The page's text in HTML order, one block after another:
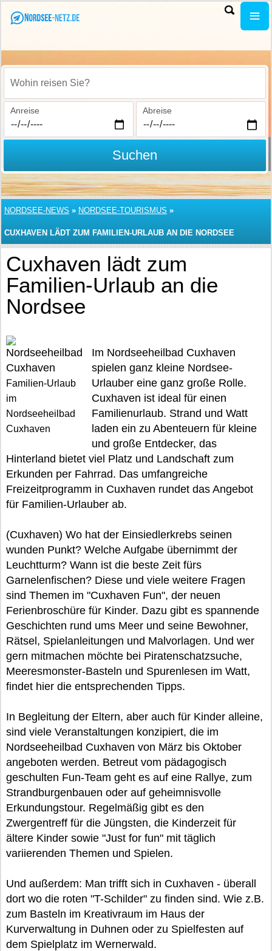
Wohin reisen Sie?
Anreise Abreise
Suchen
NORDSEE-NEWS » NORDSEE-TOURISMUS »
CUXHAVEN LÄDT ZUM FAMILIEN-URLAUB AN DIE NORDSEE
Cuxhaven lädt zum
Familien-Urlaub an die
Nordsee
Familien-Urlaub
im
Nordseeheilbad
Cuxhaven
Im Nordseeheilbad Cuxhaven
spielen ganz kleine Nordsee-
Urlauber eine ganz große Rolle.
Cuxhaven ist ideal für einen
Familienurlaub. Strand und Watt
laden ein zu Abenteuern für kleine
und große Entdecker, das
Hinterland bietet viel Platz und Landschaft zum
Erkunden per Fahrrad. Das umfangreiche
Freizeitprogramm in Cuxhaven rundet das Angebot
für Familien-Urlauber ab.
(Cuxhaven) Wo hat der Einsiedlerkrebs seinen
wunden Punkt? Welche Aufgabe übernimmt der
Leuchtturm? Wann ist die beste Zeit fürs
Garnelenfischen? Diese und viele weitere Fragen
sind Themen im "Cuxhaven Fun", der neuen
Ferienbroschüre für Kinder. Dazu gibt es spannende
Geschichten rund ums Meer und seine Bewohner,
Rätsel, Spielanleitungen und Malvorlagen. Und wer
gern mitmachen möchte bei Piratenschatzsuche,
Meeresmonster-Basteln und Spurenlesen im Watt,
findet hier die entsprechenden Tipps.
In Begleitung der Eltern, aber auch für Kinder alleine,
sind viele Veranstaltungen konzipiert, die im
Nordseeheilbad Cuxhaven von März bis Oktober
angeboten werden. Betreut vom pädagogisch
geschulten Fun-Team geht es auf eine Rallye, zum
Strandburgenbauen oder auf geheimnisvolle
Erkundungstour. Regelmäßig gibt es den
Zwergentreff für die Jüngsten, die Kinderzeit für
ältere Kinder sowie "Just for fun" mit täglich
variierenden Themen und Spielen.
Und außerdem: Man trifft sich in Cuxhaven - überall
dort wo die roten "T-Schilder" zu finden sind. Wie z.B.
zum Basteln im Kreativraum im Haus der
Kurverwaltung in Duhnen oder zu Spielfesten auf
dem Spielplatz im Wernerwald.